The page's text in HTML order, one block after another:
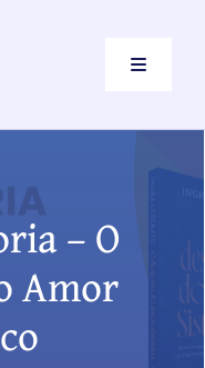
Toggle
– O
Amor